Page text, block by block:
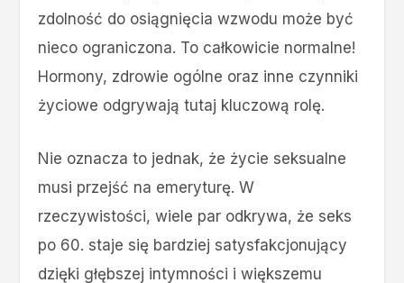
zdolność do osiągnięcia wzwodu może być
nieco ograniczona. To całkowicie normalne!
Hormony, zdrowie ogólne oraz inne czynniki
życiowe odgrywają tutaj kluczową rolę.
Nie oznacza to jednak, że życie seksualne
musi przejść na emeryturę. W
rzeczywistości, wiele par odkrywa, że seks
po 60. staje się bardziej satysfakcjonujący
dzięki głębszej intymności i większemu